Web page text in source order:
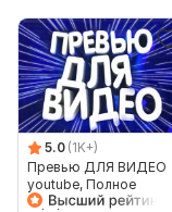
5.0 (1K+)
Превью ДЛЯ ВИДЕО
youtube, Полное
Оформление